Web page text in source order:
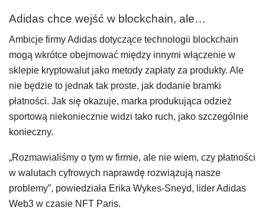
Adidas chce wejść w blockchain, ale…
Ambicje firmy Adidas dotyczące technologii blockchain
mogą wkrótce obejmować między innymi włączenie w
sklepie kryptowalut jako metody zapłaty za produkty. Ale
nie będzie to jednak tak proste, jak dodanie bramki
płatności. Jak się okazuje, marka produkująca odzież
sportową niekoniecznie widzi tako ruch, jako szczególnie
konieczny.
„Rozmawialiśmy o tym w firmie, ale nie wiem, czy płatności
w walutach cyfrowych naprawdę rozwiązują nasze
problemy”, powiedziała Erika Wykes-Sneyd, lider Adidas
Web3 w czasie NFT Paris.